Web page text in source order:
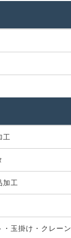
工
加工
・玉掛け・クレーン